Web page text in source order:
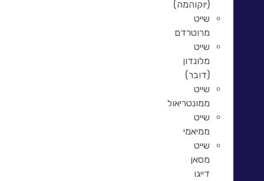
(יוקוהמה)
שייט
מרוטרדם
שייט
מלונדון
(דובר)
שייט
ממונטריאול
שייט
ממיאמי
שייט
מסאן
דייגו